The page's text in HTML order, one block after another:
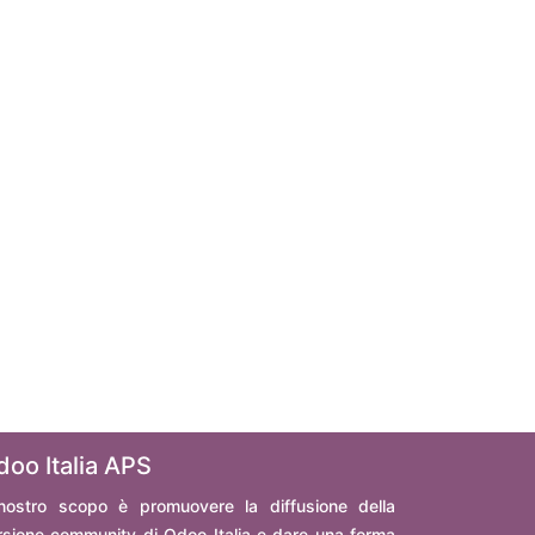
Italia APS
scopo è promuovere la diffusione della